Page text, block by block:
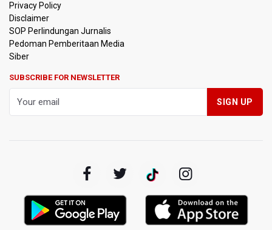
Febrie Adriansyah Dicecar Puluhan Pertanyaan Saat
Diperiksa di Kejagung Sebagai Tersangka
BGN Proses Pemberhentian Tidak Hormat 66 Kepala
Disiplin
SEA V Cup 2026: Timnas Voli Putri Indonesia Menang
Ditahan Imbang Singapura 1-1
Privacy Policy
Disclaimer
SOP Perlindungan Jurnalis
Pedoman Pemberitaan Media
Siber
SUBSCRIBE FOR NEWSLETTER